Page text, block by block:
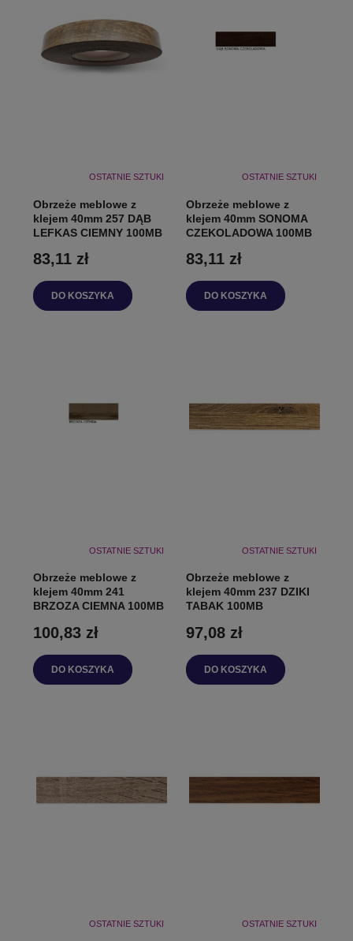
OSTATNIE SZTUKI
Obrzeże meblowe z
klejem 40mm 257 DĄB
LEFKAS CIEMNY 100MB
83,11 zł
DO KOSZYKA
OSTATNIE SZTUKI
Obrzeże meblowe z
klejem 40mm SONOMA
CZEKOLADOWA 100MB
83,11 zł
DO KOSZYKA
OSTATNIE SZTUKI
Obrzeże meblowe z
klejem 40mm 241
BRZOZA CIEMNA 100MB
100,83 zł
DO KOSZYKA
OSTATNIE SZTUKI
Obrzeże meblowe z
klejem 40mm 237 DZIKI
TABAK 100MB
97,08 zł
DO KOSZYKA
OSTATNIE SZTUKI OSTATNIE SZTUKI